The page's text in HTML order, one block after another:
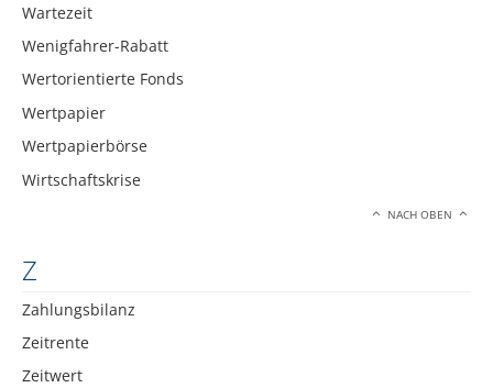
Wartezeit
Wenigfahrer-Rabatt
Wertorientierte Fonds
Wertpapier
Wertpapierbörse
Wirtschaftskrise
NACH OBEN
Z
Zahlungsbilanz
Zeitrente
Zeitwert